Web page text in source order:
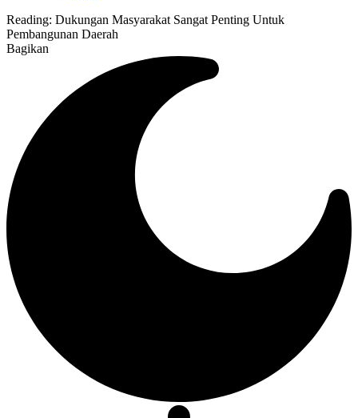
Reading: Dukungan Masyarakat Sangat Penting Untuk
Pembangunan Daerah
Bagikan